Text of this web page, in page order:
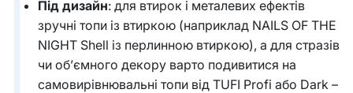
Під дизайн: для втирок і металевих ефектів
зручні топи із втиркою (наприклад NAILS OF THE
NIGHT Shell із перлинною втиркою), а для стразів
чи об’ємного декору варто подивитися на
самовирівнювальні топи від TUFI Profi або Dark –